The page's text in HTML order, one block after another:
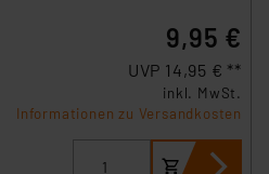
9,95 €
UVP 14,95 € **
inkl. MwSt.
Informationen zu Versandkosten